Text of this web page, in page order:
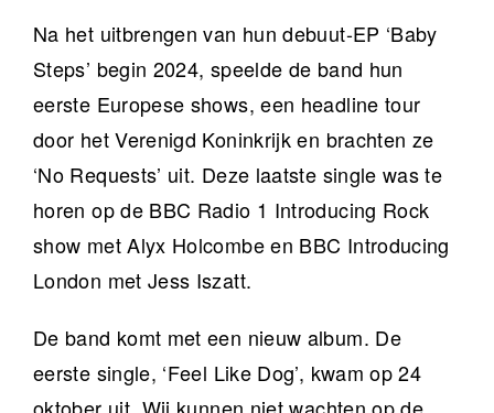
Na het uitbrengen van hun debuut-EP ‘Baby
Steps’ begin 2024, speelde de band hun
eerste Europese shows, een headline tour
door het Verenigd Koninkrijk en brachten ze
‘No Requests’ uit. Deze laatste single was te
horen op de BBC Radio 1 Introducing Rock
show met Alyx Holcombe en BBC Introducing
London met Jess Iszatt.
De band komt met een nieuw album. De
eerste single, ‘Feel Like Dog’, kwam op 24